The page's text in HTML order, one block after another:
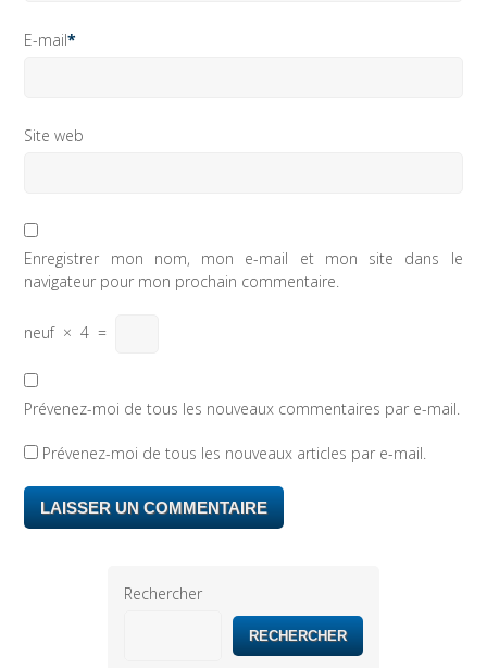
E-mail*
Site web
Enregistrer mon nom, mon e-mail et mon site dans le
navigateur pour mon prochain commentaire.
neuf × 4 =
Prévenez-moi de tous les nouveaux commentaires par e-mail.
Prévenez-moi de tous les nouveaux articles par e-mail.
Rechercher
RECHERCHER